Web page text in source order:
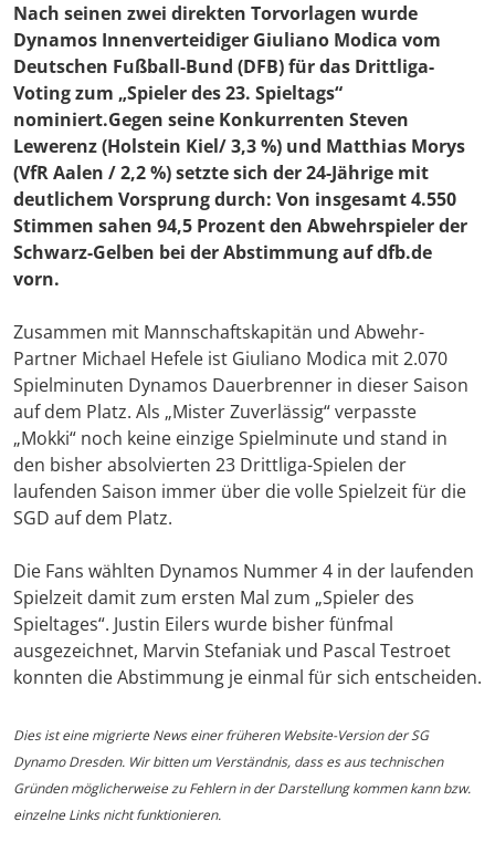
Nach seinen zwei direkten Torvorlagen wurde
Dynamos Innenverteidiger Giuliano Modica vom
Deutschen Fußball-Bund (DFB) für das Drittliga-
Voting zum „Spieler des 23. Spieltags“
nominiert.Gegen seine Konkurrenten Steven
Lewerenz (Holstein Kiel/ 3,3 %) und Matthias Morys
(VfR Aalen / 2,2 %) setzte sich der 24-Jährige mit
deutlichem Vorsprung durch: Von insgesamt 4.550
Stimmen sahen 94,5 Prozent den Abwehrspieler der
Schwarz-Gelben bei der Abstimmung auf dfb.de
vorn.
Zusammen mit Mannschaftskapitän und Abwehr-
Partner Michael Hefele ist Giuliano Modica mit 2.070
Spielminuten Dynamos Dauerbrenner in dieser Saison
auf dem Platz. Als „Mister Zuverlässig“ verpasste
„Mokki“ noch keine einzige Spielminute und stand in
den bisher absolvierten 23 Drittliga-Spielen der
laufenden Saison immer über die volle Spielzeit für die
SGD auf dem Platz.
Die Fans wählten Dynamos Nummer 4 in der laufenden
Spielzeit damit zum ersten Mal zum „Spieler des
Spieltages“. Justin Eilers wurde bisher fünfmal
ausgezeichnet, Marvin Stefaniak und Pascal Testroet
konnten die Abstimmung je einmal für sich entscheiden.
Dies ist eine migrierte News einer früheren Website-Version der SG
Dynamo Dresden. Wir bitten um Verständnis, dass es aus technischen
Gründen möglicherweise zu Fehlern in der Darstellung kommen kann bzw.
einzelne Links nicht funktionieren.